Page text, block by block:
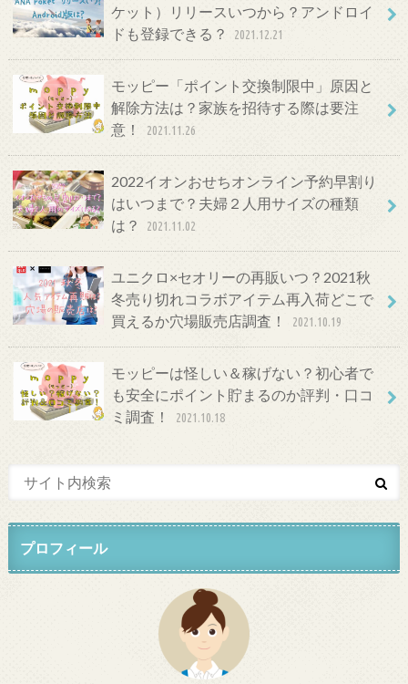
ケット）リリースいつから？アンドロイ
ドも登録できる？
2021.12.21
モッピー「ポイント交換制限中」原因と
解除方法は？家族を招待する際は要注
意！
2021.11.26
2022イオンおせちオンライン予約早割り
はいつまで？夫婦２人用サイズの種類
は？
2021.11.02
ユニクロ×セオリーの再販いつ？2021秋
冬売り切れコラボアイテム再入荷どこで
買えるか穴場販売店調査！
2021.10.19
モッピーは怪しい＆稼げない？初心者で
も安全にポイント貯まるのか評判・口コ
ミ調査！
2021.10.18
プロフィール